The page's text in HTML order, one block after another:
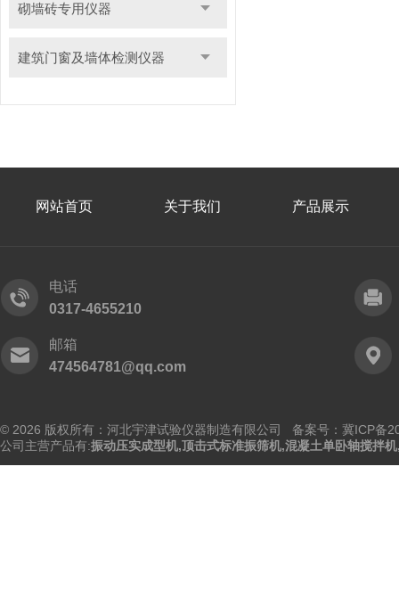
砌墙砖专用仪器
建筑门窗及墙体检测仪器
网站首页 关于我们 产品展示
电话
0317-4655210
邮箱
474564781@qq.com
© 2026 版权所有：河北宇津试验仪器制造有限公司 备案号：冀ICP备
公司主营产品有:振动压实成型机,顶击式标准振筛机,混凝土单卧轴搅拌机